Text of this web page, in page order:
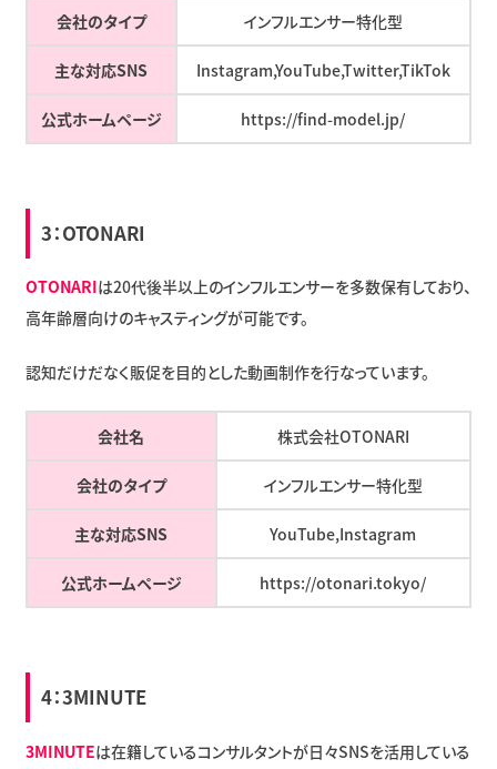
会社のタイプ インフルエンサー特化型
主な対応SNS Instagram,YouTube,Twitter,TikTok
公式ホームページ https://find-model.jp/
3：OTONARI
OTONARIは20代後半以上のインフルエンサーを多数保有しており、
高年齢層向けのキャスティングが可能です。
認知だけだなく販促を目的とした動画制作を行なっています。
会社名 株式会社OTONARI
会社のタイプ インフルエンサー特化型
主な対応SNS YouTube,Instagram
公式ホームページ https://otonari.tokyo/
4：3MINUTE
3MINUTEは在籍しているコンサルタントが日々SNSを活用している